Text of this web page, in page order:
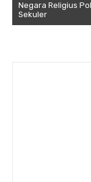
Negara Religius
Sekuler